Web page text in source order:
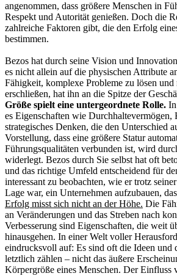
angenommen, dass größere Menschen in
Respekt und Autorität genießen. Doch die
zahlreiche Faktoren gibt, die den Erfolg
bestimmen.
Bezos hat durch seine Vision und
es nicht allein auf die physischen Attribute
Fähigkeit, komplexe Probleme zu lösen und
erschließen, hat ihn an die Spitze der
Größe spielt eine untergeordnete Rolle.
es Eigenschaften wie Durchhaltevermögen,
strategisches Denken, die den Unterschied
Vorstellung, dass eine größere Statur
Führungsqualitäten verbunden ist, wird
widerlegt. Bezos durch Sie selbst hat oft
und das richtige Umfeld entscheidend für
interessant zu beobachten, wie er trotz
Lage war, ein Unternehmen aufzubauen,
Erfolg misst sich nicht an der Höhe. Die
an Veränderungen und das Streben nach
Verbesserung sind Eigenschaften, die weit
hinausgehen. In einer Welt voller
eindrucksvoll auf: Es sind oft die Ideen und
letztlich zählen – nicht das äußere
Körpergröße eines Menschen. Der Einfluss